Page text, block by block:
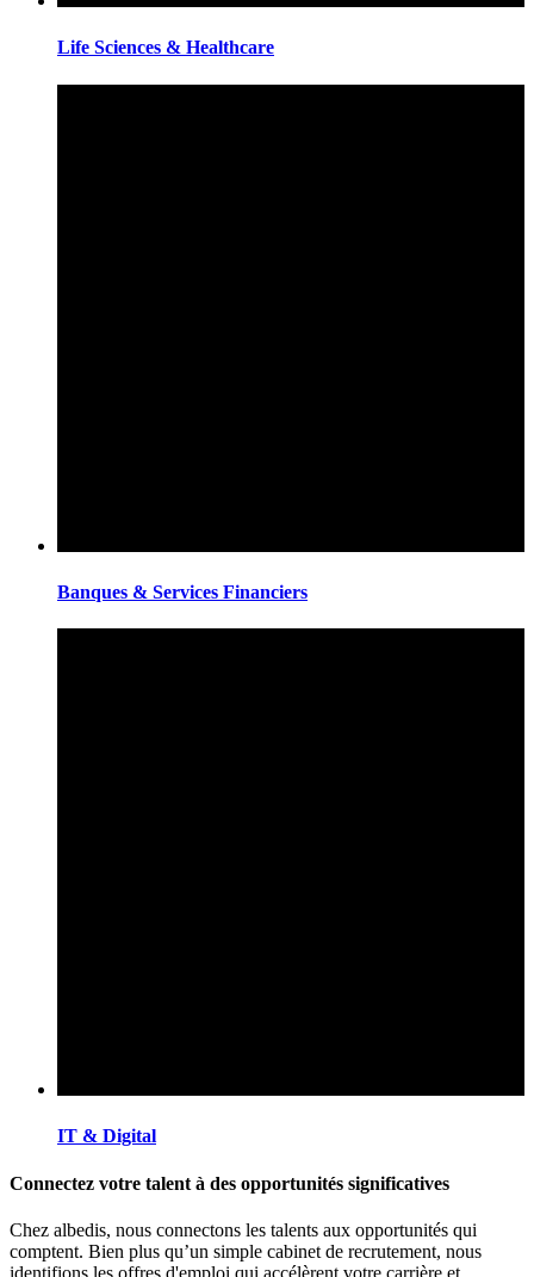
Life Sciences & Healthcare
Banques & Services Financiers
IT & Digital
Connectez votre talent à des opportunités significatives
Chez albedis, nous connectons les talents aux opportunités qui
comptent. Bien plus qu’un simple cabinet de recrutement, nous
identifions les offres d'emploi qui accélèrent votre carrière et